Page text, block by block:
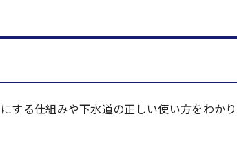
する仕組みや下水道の正しい使い方をわか